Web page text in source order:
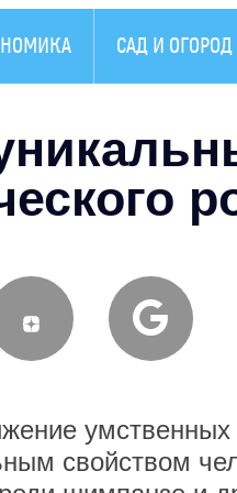
САД И ОГОРОД
умственных
свойством